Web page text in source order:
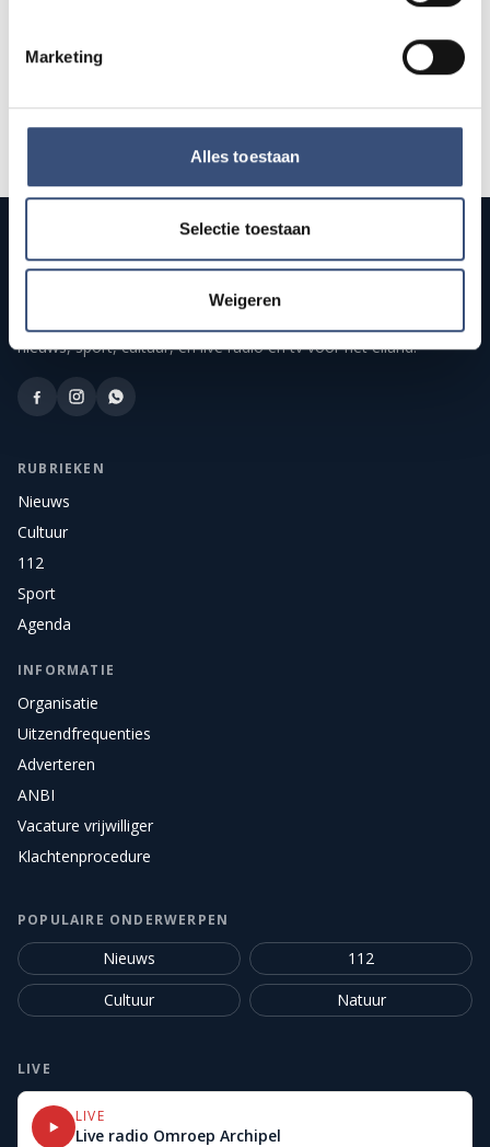
Marketing
Alles toestaan
Selectie toestaan
Weigeren
nieuws, sport, cultuur, en live radio en tv voor het eiland.
RUBRIEKEN
Nieuws
Cultuur
112
Sport
Agenda
INFORMATIE
Organisatie
Uitzendfrequenties
Adverteren
ANBI
Vacature vrijwilliger
Klachtenprocedure
POPULAIRE ONDERWERPEN
Nieuws
112
Cultuur
Natuur
LIVE
LIVE
Live radio Omroep Archipel